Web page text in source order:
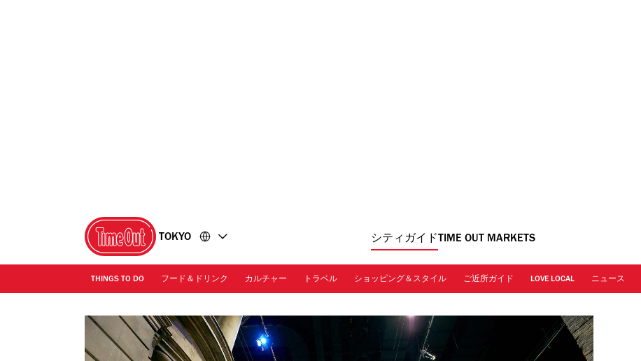
TOKYO シティガイド TIME OUT MARKETS
THINGS TO DO フード＆ドリンク カルチャー トラベル ショッピング＆スタイル ご近所ガイド LOVE LOCAL ニュース